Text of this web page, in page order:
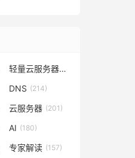
(302) 轻量云服务器(262)
(223)
DNS (214)
(209)
云服务器 (201)
(185)
AI (180)
(165)
专家解读 (157)